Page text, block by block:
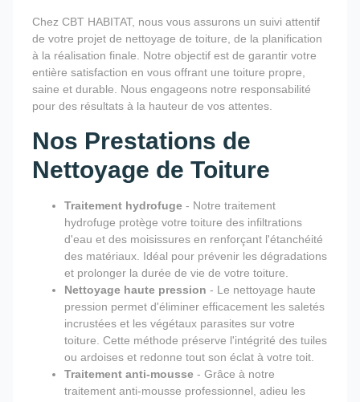
Chez CBT HABITAT, nous vous assurons un suivi attentif
de votre projet de nettoyage de toiture, de la planification
à la réalisation finale. Notre objectif est de garantir votre
entière satisfaction en vous offrant une toiture propre,
saine et durable. Nous engageons notre responsabilité
pour des résultats à la hauteur de vos attentes.
Nos Prestations de
Nettoyage de Toiture
Traitement hydrofuge - Notre traitement
hydrofuge protège votre toiture des infiltrations
d'eau et des moisissures en renforçant l'étanchéité
des matériaux. Idéal pour prévenir les dégradations
et prolonger la durée de vie de votre toiture.
Nettoyage haute pression - Le nettoyage haute
pression permet d'éliminer efficacement les saletés
incrustées et les végétaux parasites sur votre
toiture. Cette méthode préserve l'intégrité des tuiles
ou ardoises et redonne tout son éclat à votre toit.
Traitement anti-mousse - Grâce à notre
traitement anti-mousse professionnel, adieu les